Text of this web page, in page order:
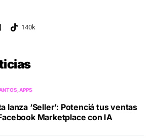
APPS
lanza ‘Seller’: Potenciá tus ventas
Marketplace con IA